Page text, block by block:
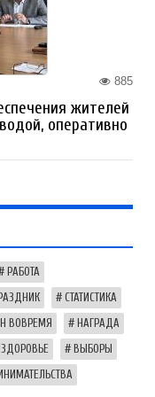
885
жителей
оперативно
РАБОТА
СТАТИСТИКА
ВОВРЕМЯ НАГРАДА
ЗДОРОВЬЕ ВЫБОРЫ